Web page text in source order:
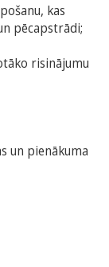
kas
pēcapstrādi;
risinājumu
un pienākuma